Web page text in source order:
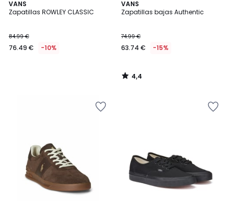
VANS
Zapatillas ROWLEY CLASSIC
84.99 €
76.49 € -10%
VANS
Zapatillas bajas Authentic
74.99 €
63.74 € -15%
4,4
/ 5
4,4
/